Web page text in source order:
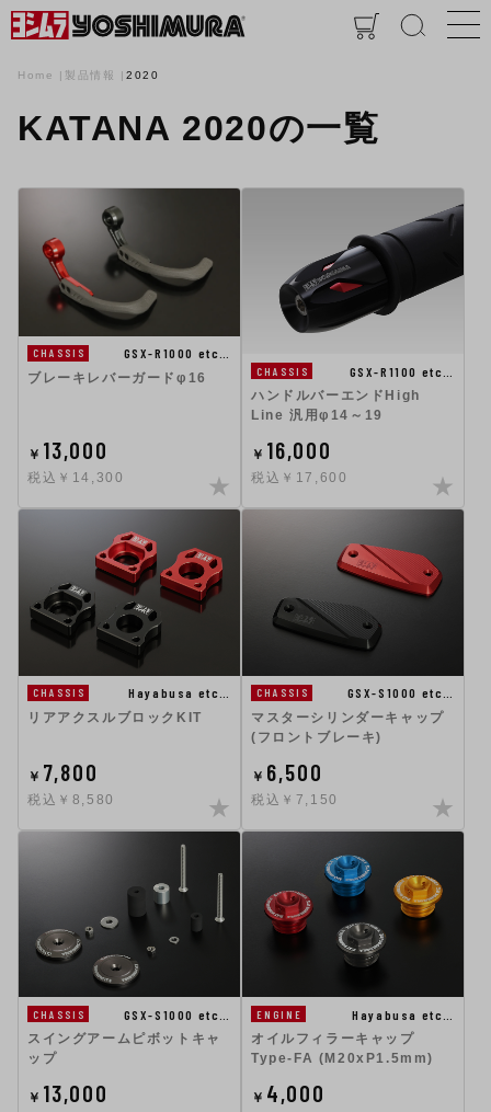
Home 製品情報 2020
KATANA 2020の一覧
CHASSIS
GSX-R1000 etc…
ブレーキレバーガードφ16
￥ 13,000
税込￥14,300
CHASSIS
GSX-R1100 etc…
ハンドルバーエンドHigh
Line 汎用φ14～19
￥ 16,000
税込￥17,600
CHASSIS
Hayabusa etc…
リアアクスルブロックKIT
￥ 7,800
税込￥8,580
CHASSIS
GSX-S1000 etc…
マスターシリンダーキャップ
(フロントブレーキ)
￥ 6,500
税込￥7,150
CHASSIS
GSX-S1000 etc…
スイングアームピボットキャ
ップ
￥ 13,000
ENGINE
Hayabusa etc…
オイルフィラーキャップ
Type-FA (M20xP1.5mm)
￥ 4,000